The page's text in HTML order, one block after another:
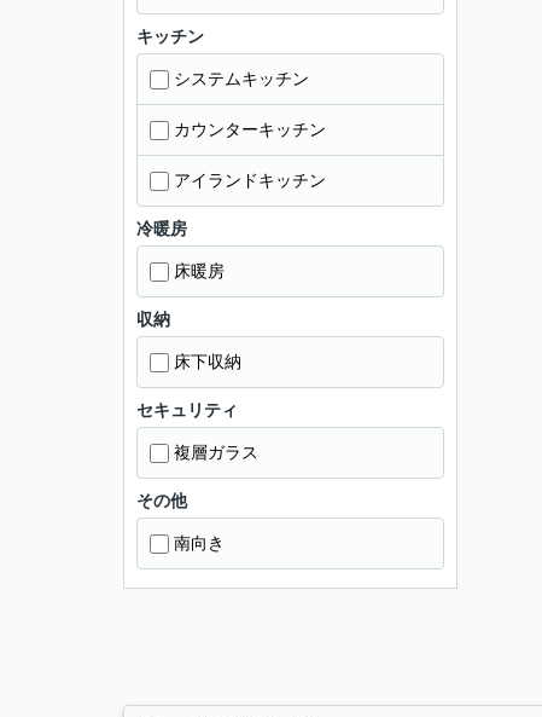
キッチン
システムキッチン
カウンターキッチン
アイランドキッチン
冷暖房
床暖房
収納
床下収納
セキュリティ
複層ガラス
その他
南向き